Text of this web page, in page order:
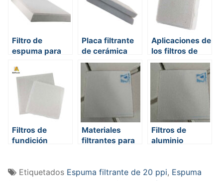
Filtro de
espuma para
Placa filtrante
de cerámica
Aplicaciones de
los filtros de
espuma
cerámica
Filtros de
fundición
Materiales
filtrantes para
Filtros de
aluminio
Etiquetados Espuma filtrante de 20 ppi, Espuma